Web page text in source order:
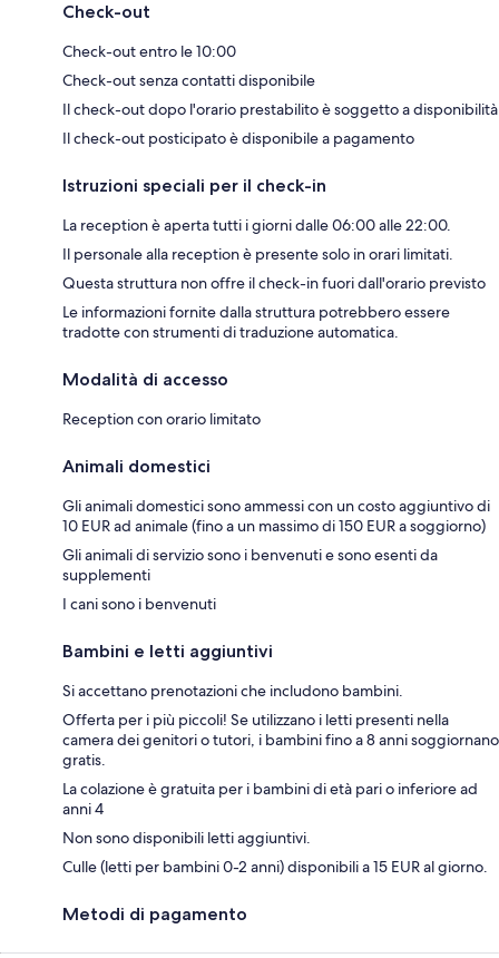
Check-out
Check-out entro le 10:00
Check-out senza contatti disponibile
Il check-out dopo l'orario prestabilito è soggetto a disponibilità
Il check-out posticipato è disponibile a pagamento
Istruzioni speciali per il check-in
La reception è aperta tutti i giorni dalle 06:00 alle 22:00.
Il personale alla reception è presente solo in orari limitati.
Questa struttura non offre il check-in fuori dall'orario previsto
Le informazioni fornite dalla struttura potrebbero essere
tradotte con strumenti di traduzione automatica.
Modalità di accesso
Reception con orario limitato
Animali domestici
Gli animali domestici sono ammessi con un costo aggiuntivo di
10 EUR ad animale (fino a un massimo di 150 EUR a soggiorno)
Gli animali di servizio sono i benvenuti e sono esenti da
supplementi
I cani sono i benvenuti
Bambini e letti aggiuntivi
Si accettano prenotazioni che includono bambini.
Offerta per i più piccoli! Se utilizzano i letti presenti nella
camera dei genitori o tutori, i bambini fino a 8 anni soggiornano
gratis.
La colazione è gratuita per i bambini di età pari o inferiore ad
anni 4
Non sono disponibili letti aggiuntivi.
Culle (letti per bambini 0-2 anni) disponibili a 15 EUR al giorno.
Metodi di pagamento